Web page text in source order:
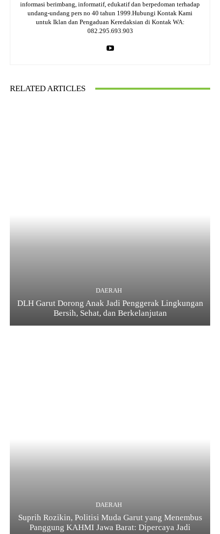
informasi berimbang, informatif, edukatif dan berpedoman terhadap
undang-undang pers no 40 tahun 1999.Hubungi Kontak Kami
untuk Iklan dan Pengaduan Keredaksian di Kontak WA:
082.295.693.903
RELATED ARTICLES
DAERAH
DLH Garut Dorong Anak Jadi Penggerak Lingkungan
Bersih, Sehat, dan Berkelanjutan
DAERAH
Suprih Rozikin, Politisi Muda Garut yang Menembus
Panggung KAHMI Jawa Barat: Dipercaya Jadi